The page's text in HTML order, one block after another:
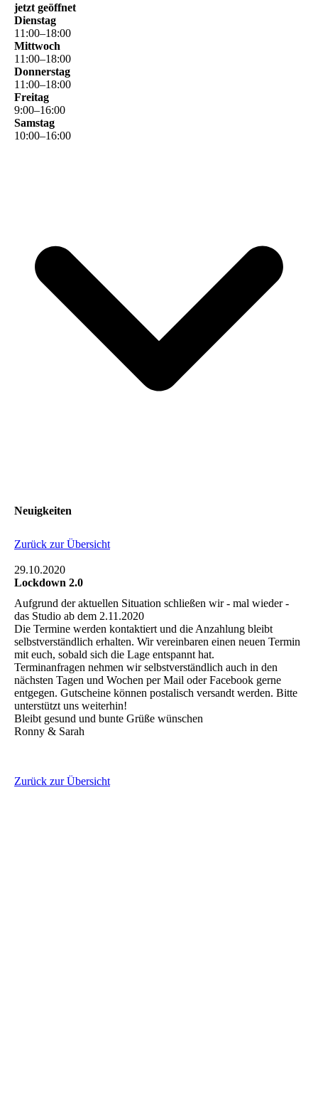
jetzt geöffnet
Dienstag
11 :00–18:00
Mittwoch
11 :00–18:00
Donnerstag
11 :00–18:00
Freitag
9:00–16:00
Samstag
10:00–16:00
Neuigkeiten
Zurück zur Übersicht
29.10.2020
Lockdown 2.0
Aufgrund der aktuellen Situation schließen wir - mal wieder -
das Studio ab dem 2.11.2020
Die Termine werden kontaktiert und die Anzahlung bleibt
selbstverständlich erhalten. Wir vereinbaren einen neuen Termin
mit euch, sobald sich die Lage entspannt hat.
Terminanfragen nehmen wir selbstverständlich auch in den
nächsten Tagen und Wochen per Mail oder Facebook gerne
entgegen. Gutscheine können postalisch versandt werden. Bitte
unterstützt uns weiterhin!
Bleibt gesund und bunte Grüße wünschen
Ronny & Sarah
Zurück zur Übersicht